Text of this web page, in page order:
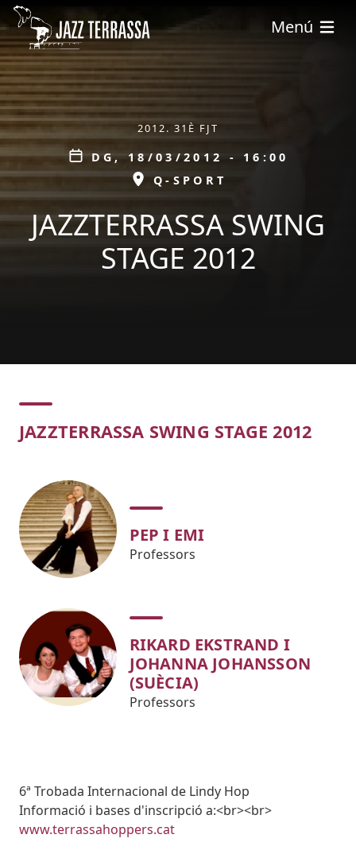
Vés al contingut
Menú
ÀMBIT 2012. 31È FJT
Data
DG, 18/03/2012 - 16:00
ESPAI
Q-SPORT
JAZZTERRASSA SWING
STAGE 2012
Concert
JAZZTERRASSA SWING STAGE 2012
PEP I EMI
Professors
RIKARD EKSTRAND I
JOHANNA JOHANSSON
(SUÈCIA)
Professors
Subtitol
6ª Trobada Internacional de Lindy Hop
Body
Informació i bases d'inscripció a:<br><br>
www.terrassahoppers.cat